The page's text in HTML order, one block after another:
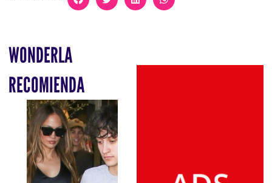
WONDERLA
RECOMIENDA